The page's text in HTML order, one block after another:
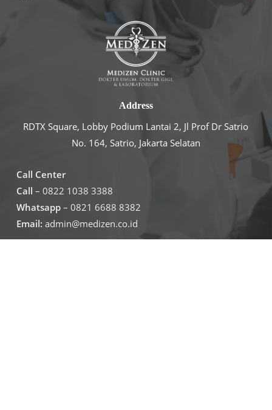
Address
RDTX Square, Lobby Podium Lantai 2, Jl Prof Dr Satrio
No. 164, Satrio, Jakarta Selatan
Call Center
Call – 0822 1038 3388
Whatsapp – 0821 6688 8382
Email: admin@medizen.co.id